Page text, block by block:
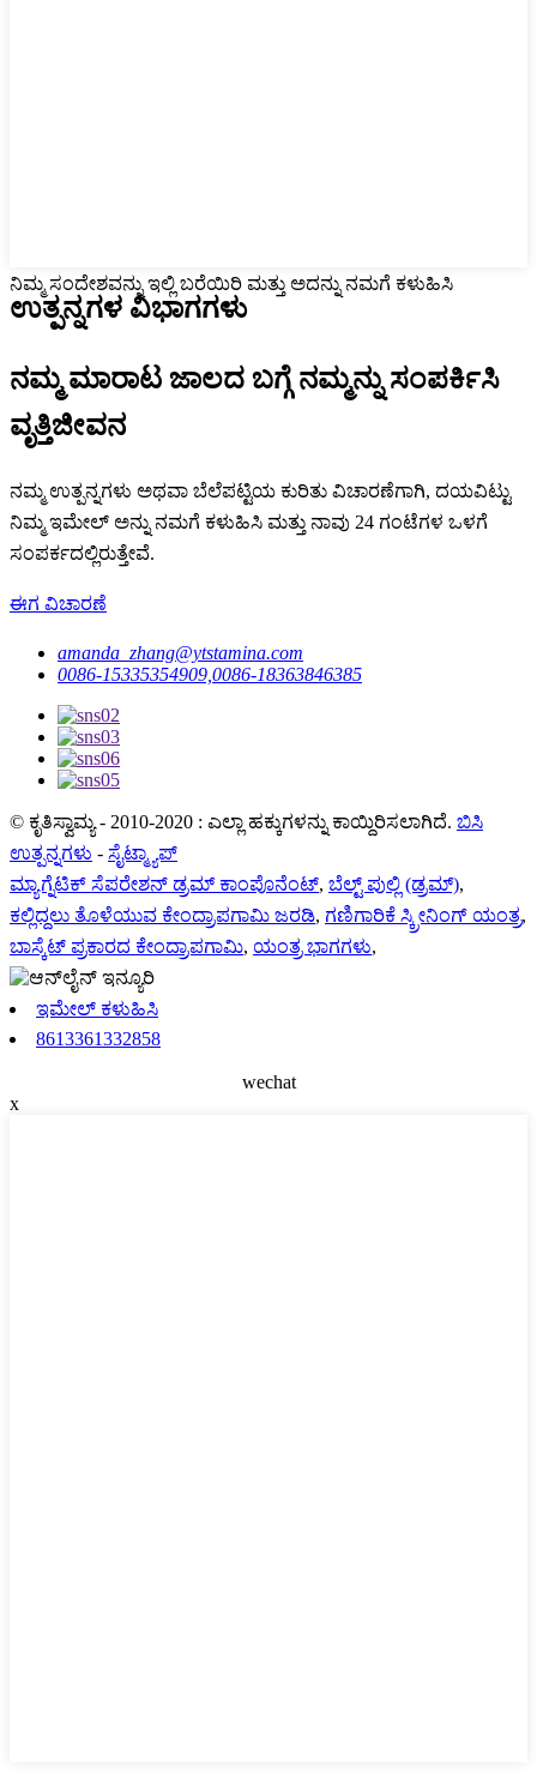
ನಿಮ್ಮ ಸಂದೇಶವನ್ನು ಇಲ್ಲಿ ಬರೆಯಿರಿ ಮತ್ತು ಅದನ್ನು ನಮಗೆ ಕಳುಹಿಸಿ
ಉತ್ಪನ್ನಗಳ ವಿಭಾಗಗಳು
ನಮ್ಮ ಮಾರಾಟ ಜಾಲದ ಬಗ್ಗೆ ನಮ್ಮನ್ನು ಸಂಪರ್ಕಿಸಿ
ವೃತ್ತಿಜೀವನ
ನಮ್ಮ ಉತ್ಪನ್ನಗಳು ಅಥವಾ ಬೆಲೆಪಟ್ಟಿಯ ಕುರಿತು ವಿಚಾರಣೆಗಾಗಿ, ದಯವಿಟ್ಟು
ನಿಮ್ಮ ಇಮೇಲ್ ಅನ್ನು ನಮಗೆ ಕಳುಹಿಸಿ ಮತ್ತು ನಾವು 24 ಗಂಟೆಗಳ ಒಳಗೆ
ಸಂಪರ್ಕದಲ್ಲಿರುತ್ತೇವೆ.
ಈಗ ವಿಚಾರಣೆ
amanda_zhang@ytstamina.com
0086-15335354909,0086-18363846385
© ಕೃತಿಸ್ವಾಮ್ಯ - 2010-2020 : ಎಲ್ಲಾ ಹಕ್ಕುಗಳನ್ನು ಕಾಯ್ದಿರಿಸಲಾಗಿದೆ. ಬಿಸಿ
ಉತ್ಪನ್ನಗಳು - ಸೈಟ್ಮ್ಯಾಪ್
ಮ್ಯಾಗ್ನೆಟಿಕ್ ಸೆಪರೇಶನ್ ಡ್ರಮ್ ಕಾಂಪೊನೆಂಟ್, ಬೆಲ್ಟ್ ಪುಲ್ಲಿ (ಡ್ರಮ್),
ಕಲ್ಲಿದ್ದಲು ತೊಳೆಯುವ ಕೇಂದ್ರಾಪಗಾಮಿ ಜರಡಿ, ಗಣಿಗಾರಿಕೆ ಸ್ಕ್ರೀನಿಂಗ್ ಯಂತ್ರ,
ಬಾಸ್ಕೆಟ್ ಪ್ರಕಾರದ ಕೇಂದ್ರಾಪಗಾಮಿ, ಯಂತ್ರ ಭಾಗಗಳು,
ಇಮೇಲ್ ಕಳುಹಿಸಿ
8613361332858
wechat
x